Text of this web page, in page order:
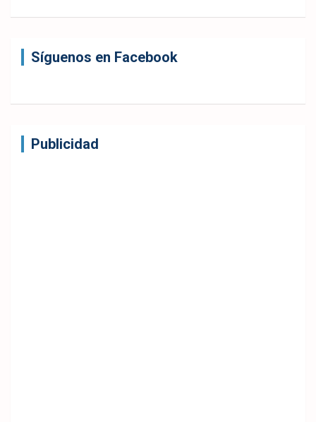
Síguenos en Facebook
Publicidad